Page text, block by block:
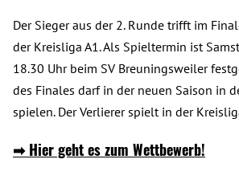
Der Sieger aus der 2. Runde trifft im
der Kreisliga A1. Als Spieltermin ist
18.30 Uhr beim SV Breuningsweiler
des Finales darf in der neuen Saison in
spielen. Der Verlierer spielt in der
➡Hier geht es zum Wettbewerb!